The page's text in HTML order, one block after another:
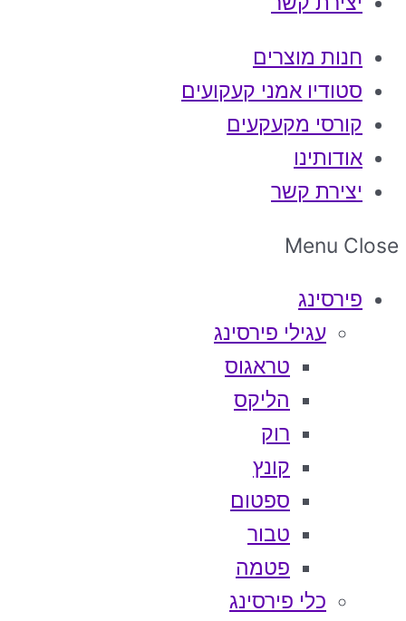
חנות מוצרים
סטודיו אמני קעקועים
קורסי מקעקעים
אודותינו
יצירת קשר
Menu Close
פירסינג
עגילי פירסינג
טראגוס
הליקס
רוק
קונץ
ספטום
טבור
פטמה
כלי פירסינג